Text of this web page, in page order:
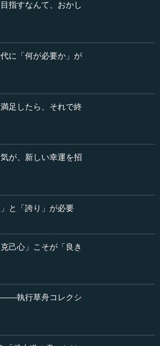
ほうを向いていました。52歳で死ぬの
だまま絶命していったのですから。今
て飲まなければダメです。
見ていて一番すごいと思うのは、山岡
分が死ぬ時期をみんなわかっていたこ
生、生き方に憧れます。僕もそうなる
実際にできるかどうかはまだわかりま
ぬ時期がわかって、「明日死ぬよ」と
いにいって死にたいと思っています。
白隠禅師という禅の巨匠について、実
る話があります。死ぬ三日前に白隠禅
かかりつけの医者が来たときです。
らず元気そうですね」と声を掛ける
るな、このヤブ医者」といったので
日後に死ぬんだ。三日後に死ぬ人間の
からないのでは、おまえは医者として
ことをいったという話が文献に残って
ています。「では死ぬ時期がわかると
ずっと考えてきました。結局、死ぬ時
は、自分を一切ごまかさなかった人間
指すなんて、おかし
に「何が必要か」が
足したら、それで終
が、新しい幸運を招
と「誇り」が必要
己心」こそが「良き
――執行草舟コレクシ